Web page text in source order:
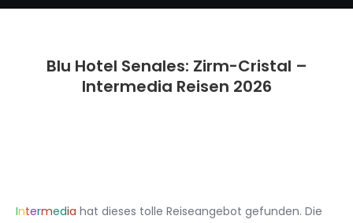
Blu Hotel Senales: Zirm-Cristal –
Intermedia Reisen 2026
Intermedia hat dieses tolle Reiseangebot gefunden. Die